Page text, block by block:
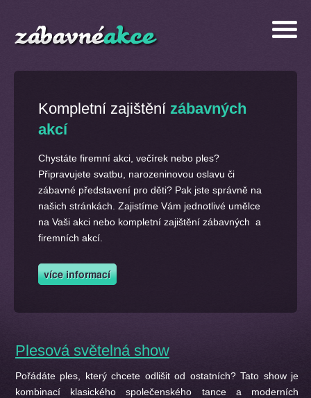
Kompletní zajištění zábavných
akcí
Chystáte firemní akci, večírek nebo ples?
Připravujete svatbu, narozeninovou oslavu či
zábavné představení pro děti? Pak jste správně na
našich stránkách. Zajistíme Vám jednotlivé umělce
na Vaši akci nebo kompletní zajištění zábavných a
firemních akcí.
Plesová světelná show
Pořádáte ples, který chcete odlišit od ostatních? Tato show je
kombinací klasického společenského tance a moderních